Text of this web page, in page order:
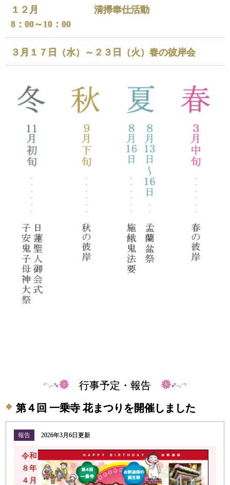
場所：一乗寺本堂・子安堂
お会式（おえしき）は、日蓮聖人がお亡くなりになられた
万灯（まんどう）という桜の造花を盛大に飾り、大変美し
い行事となります。
檀家の皆様どなたでも参加できます。どうぞご臨席をお願
いいたします。
１２月清掃奉仕活動
8：00～10：00
３月１７日（水）～２３日（火）春の彼岸会
行事予定・報告
第４回 一乗寺 花まつりを開催しました
報告 2026年3月6日更新
令和
８年
４月